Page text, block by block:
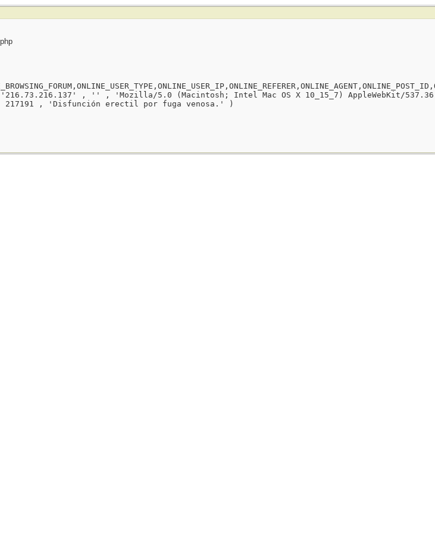
, '' , 'Mozilla/5.0 (Macintosh; Intel Mac OS X 10_15_7) AppleWebKit/537.36
, 217191 , 'Disfunción erectil por fuga venosa.' )